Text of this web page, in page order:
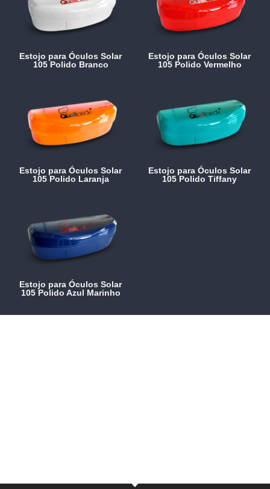
Estojo para Óculos Solar
105 Polido Branco
Estojo para Óculos Solar
105 Polido Vermelho
Estojo para Óculos Solar
105 Polido Laranja
Estojo para Óculos Solar
105 Polido Tiffany
Estojo para Óculos Solar
105 Polido Azul Marinho